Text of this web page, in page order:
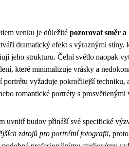
venku je důležité pozorovat směr
dramatický efekt s výraznými stíny,
jeho strukturu. Čelní světlo naopak
které minimalizuje vrásky a
vyžaduje pokročilejší techniku,
romantické portréty s prosvětlenými
uvnitř budov přináší své specifické
zdrojů pro portrétní fotografii,